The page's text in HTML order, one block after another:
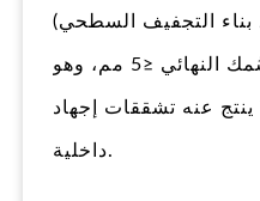
بناء التجفيف السطحي)
يوصى بأن يكون السُمك النهائي ≤5 مم، وهو
عنه تشققات إجهاد
داخلية.